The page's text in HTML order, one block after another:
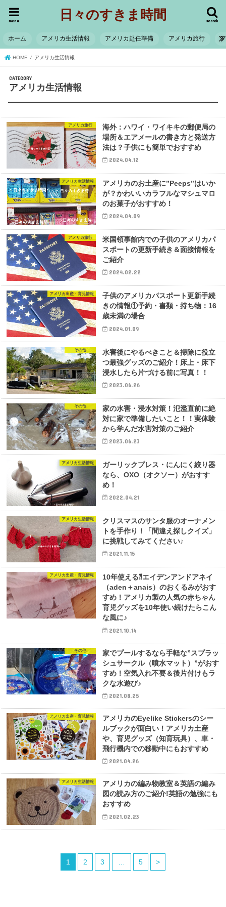
日々のすきま時間 search
menu
ホーム アメリカ生活情報 アメリカ赴任準備 アメリカ旅行
HOME アメリカ生活情報
アメリカ生活情報
アメリカ旅行
海外：ハワイ・ワイキキの郵便局の
場所＆エアメールの書き方と発送方
法は？子供にも簡単でおすすめ
2024.04.12
アメリカ生活情報
アメリカのお土産に”Peeps”はいか
が？かわいいカラフルなマシュマロ
のお菓子がおすすめ！
2024.04.09
アメリカ旅行
米国領事館内での子供のアメリカパ
スポートの更新手続き＆面接情報を
ご紹介
2024.02.22
アメリカ出産・育児情報
子供のアメリカパスポート更新手続
きの情報①予約・書類・持ち物：16
歳未満の場合
2024.01.09
その他
水害後にやるべきこと＆掃除に役立
つ最強グッズのご紹介！床上・床下
浸水したら片づける前に写真！！
2023.06.26
その他
家の水害・浸水対策！氾濫直前に絶
対に家で準備したいこと！！実体験
から学んだ水害対策のご紹介
2023.06.23
アメリカ生活情報
ガーリックプレス・にんにく絞り器
なら、OXO（オクソー）がおすす
め！
2022.04.21
アメリカ生活情報
クリスマスのサンタ服のオーナメン
トを手作り！「間違え探しクイズ」
に挑戦してみてください♪
2021.11.15
アメリカ出産・育児情報
10年使える⁈エイデンアンドアネイ
（aden＋anais）のおくるみがおす
すめ！アメリカ製の人気の赤ちゃん
育児グッズを10年使い続けたらこん
な風に♪
2021.10.14
その他
家でプールするなら手軽な”スプラッ
シュサークル（噴水マット）”がおす
すめ！空気入れ不要＆後片付けもラ
クな水遊び♪
2021.08.25
アメリカ出産・育児情報
アメリカのEyelike Stickersのシー
ルブックが面白い！アメリカ土産
や、育児グッズ（知育玩具）、車・
飛行機内での移動中にもおすすめ
2021.04.26
アメリカ生活情報
アメリカの編み物教室＆英語の編み
図の読み方のご紹介!英語の勉強にも
おすすめ
2021.02.23
1 2 3 5 >